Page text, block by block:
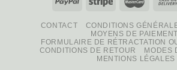
CONTACT
CONDITIONS
MOYENS DE PAIEMENT
FORMULAIRE DE RÉTRACTATION
CONDITIONS DE RETOUR
MODES
MENTIONS LÉGALES